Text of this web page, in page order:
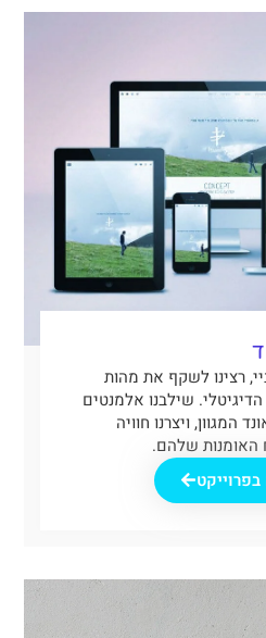
רצינו לשקף את מהות
שילבנו אלמנטים
המגוון, ויצרנו חוויה
האומנות שלהם.